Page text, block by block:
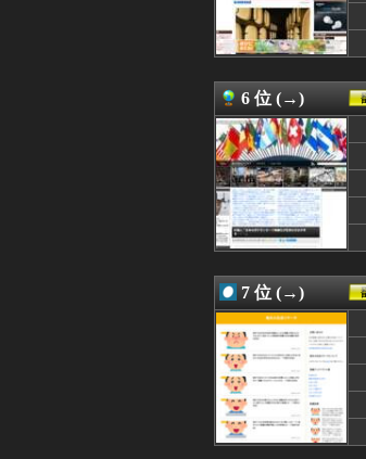
08/06 15:49
08/06 15:35
08/06 15:31
08/06 15:15
08/06 15:00
08/06 15:00
08/06 14:41
08/06 14:31
08/06 14:30
08/06 14:28
08/06 14:05
08/06 14:00
08/06 13:38
08/06 13:31
08/06 13:27
08/06 13:00
08/06 12:50
08/06 12:36
08/06 12:35
08/06 12:34
08/06 12:31
6 位 (→)
7 位 (→)